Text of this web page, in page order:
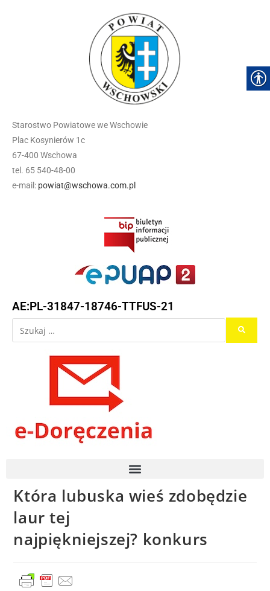
Starostwo Powiatowe we Wschowie
Plac Kosynierów 1c
67-400 Wschowa
tel. 65 540-48-00
e-mail: powiat@wschowa.com.pl
AE:PL-31847-18746-TTFUS-21
Która lubuska wieś zdobędzie
laur tej
najpiękniejszej? konkurs